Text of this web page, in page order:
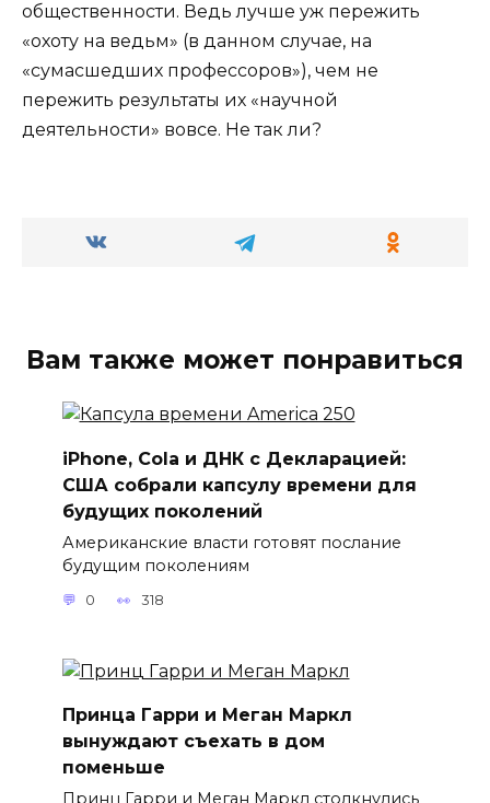
общественности. Ведь лучше уж пережить
«охоту на ведьм» (в данном случае, на
«сумасшедших профессоров»), чем не
пережить результаты их «научной
деятельности» вовсе. Не так ли?
Вам также может понравиться
iPhone, Cola и ДНК с Декларацией:
США собрали капсулу времени для
будущих поколений
Американские власти готовят послание
будущим поколениям
0 318
Принца Гарри и Меган Маркл
вынуждают съехать в дом
поменьше